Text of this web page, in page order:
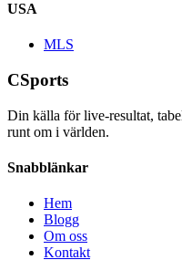
USA
MLS
CSports
Din källa för live-resultat,
runt om i världen.
Snabblänkar
Hem
Blogg
Om oss
Kontakt